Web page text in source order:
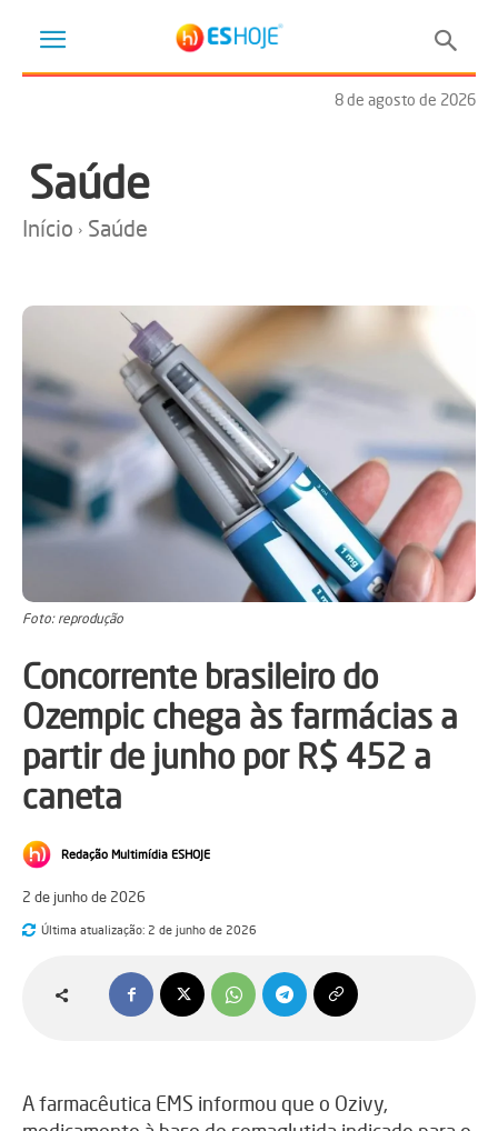
8 de agosto de 2026
Saúde
Início Saúde
Foto: reprodução
Concorrente brasileiro do
Ozempic chega às farmácias a
partir de junho por R$ 452 a
caneta
Redação Multimídia ESHOJE
2 de junho de 2026
Última atualização: 2 de junho de 2026
A farmacêutica EMS informou que o Ozivy,